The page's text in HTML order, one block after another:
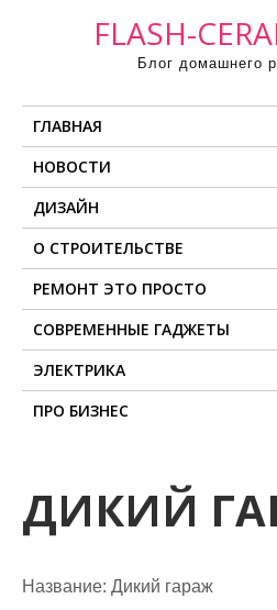
FLASH-
Блог домашнего
ГЛАВНАЯ
НОВОСТИ
ДИЗАЙН
О СТРОИТЕЛЬСТВЕ
РЕМОНТ ЭТО ПРОСТО
СОВРЕМЕННЫЕ ГАДЖЕТЫ
ЭЛЕКТРИКА
ПРО БИЗНЕС
ДИКИЙ
Название: Дикий гараж